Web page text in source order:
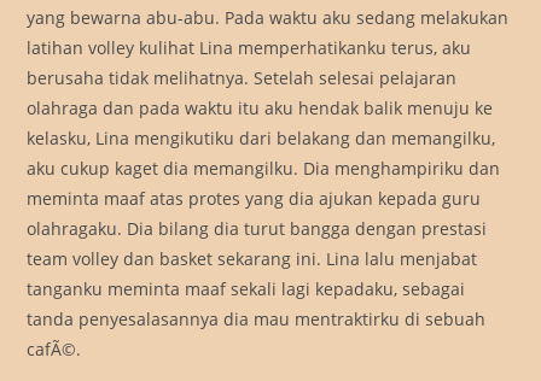
yang bewarna abu-abu. Pada waktu aku sedang melakukan
latihan volley kulihat Lina memperhatikanku terus, aku
berusaha tidak melihatnya. Setelah selesai pelajaran
olahraga dan pada waktu itu aku hendak balik menuju ke
kelasku, Lina mengikutiku dari belakang dan memangilku,
aku cukup kaget dia memangilku. Dia menghampiriku dan
meminta maaf atas protes yang dia ajukan kepada guru
olahragaku. Dia bilang dia turut bangga dengan prestasi
team volley dan basket sekarang ini. Lina lalu menjabat
tanganku meminta maaf sekali lagi kepadaku, sebagai
tanda penyesalasannya dia mau mentraktirku di sebuah
cafÃ©.